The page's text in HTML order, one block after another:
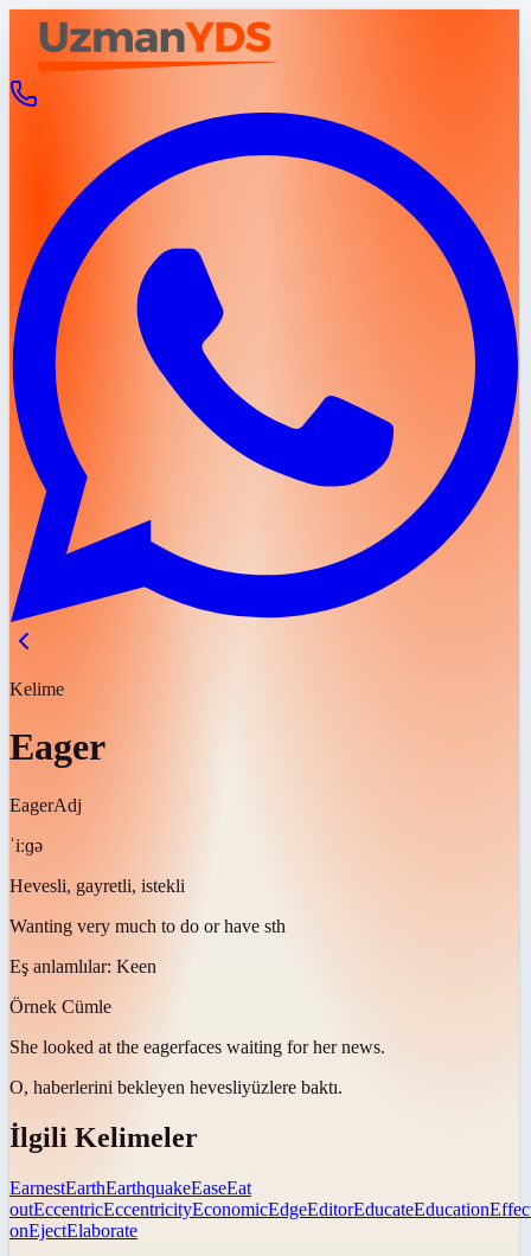
Kelime
Eager
EagerAdj
ˈiːɡə
Hevesli, gayretli, istekli
Wanting very much to do or have sth
Eş anlamlılar: Keen
Örnek Cümle
She looked at the eagerfaces waiting for her news.
O, haberlerini bekleyen hevesliyüzlere baktı.
İlgili Kelimeler
EarnestEarthEarthquakeEaseEat
outEccentricEccentricityEconomicEdgeEditorEducateEducation
onEjectElaborate